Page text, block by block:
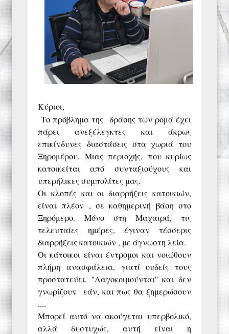
Κύριοι,
Το πρόβλημα της δράσης των ρομά έχει
πάρει ανεξέλεγκτες και άκρως
επικίνδυνες διαστάσεις στα χωριά του
Ξηρομέρου. Μιας περιοχής, που κυρίως
κατοικείται από συνταξιούχους και
υπερήλικες συμπολίτες μας.
Οι κλοπές και οι διαρρήξεις κατοικιών,
είναι πλέον , σε καθημερινή βάση στο
Ξηρόμερο. Μόνο στη Μαχαιρά, τις
τελευταίες ημέρες, έγιναν τέσσερις
διαρρήξεις κατοικιών , με άγνωστη λεία.
Οι κάτοικοι είναι έντρομοι και νοιώθουν
πλήρη ανασφάλεια, γιατί ουδείς τους
προστατεύει. ''Λαγοκοιμούνται'' και δεν
γνωρίζουν εάν, και πως θα ξημερώσουν
....
Μπορεί αυτό να ακούγεται υπερβολικό,
αλλά δυστυχώς, αυτή είναι η